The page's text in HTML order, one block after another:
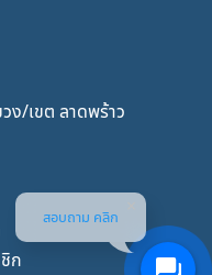
ง/เขต ลาดพร้าว
ก
สอบถาม คลิก